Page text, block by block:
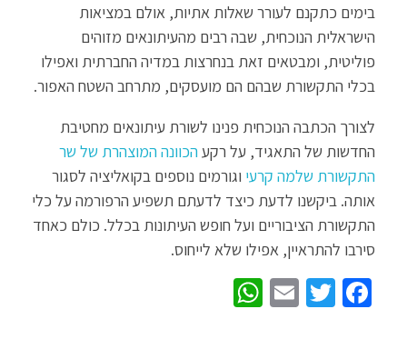
בימים כתקנם לעורר שאלות אתיות, אולם במציאות
הישראלית הנוכחית, שבה רבים מהעיתונאים מזוהים
פוליטית, ומבטאים זאת בנחרצות במדיה החברתית ואפילו
בכלי התקשורת שבהם הם מועסקים, מתרחב השטח האפור.
לצורך הכתבה הנוכחית פנינו לשורת עיתונאים מחטיבת
החדשות של התאגיד, על רקעהכוונה המוצהרת של שר
התקשורת שלמה קרעי וגורמים נוספים בקואליציה לסגור
אותה. ביקשנו לדעת כיצד לדעתם תשפיע הרפורמה על כלי
התקשורת הציבוריים ועל חופש העיתונות בכלל. כולם כאחד
סירבו להתראיין, אפילו שלא לייחוס.
Fa
T
E